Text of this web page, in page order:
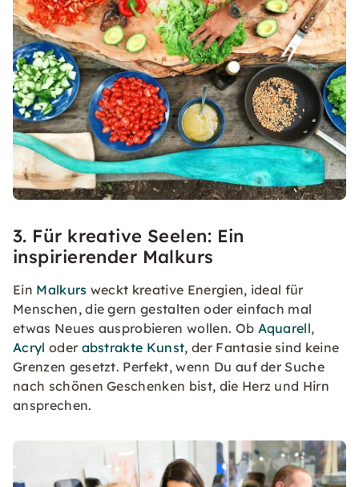
3. Für kreative Seelen: Ein
inspirierender Malkurs
Ein Malkurs weckt kreative Energien, ideal für
Menschen, die gern gestalten oder einfach mal
etwas Neues ausprobieren wollen. Ob Aquarell,
Acryl oder abstrakte Kunst, der Fantasie sind keine
Grenzen gesetzt. Perfekt, wenn Du auf der Suche
nach schönen Geschenken bist, die Herz und Hirn
ansprechen.